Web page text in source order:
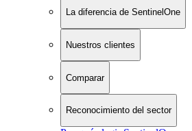
La diferencia de SentinelOne
Nuestros clientes
Comparar
Reconocimiento del sector